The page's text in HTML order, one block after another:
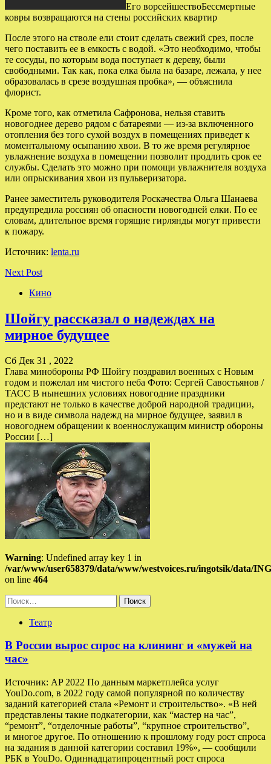
Его ворсейшествоБессмертные
ковры возвращаются на стены российских квартир
После этого на стволе ели стоит сделать свежий срез, после
чего поставить ее в емкость с водой. «Это необходимо, чтобы
те сосуды, по которым вода поступает к дереву, были
свободными. Так как, пока елка была на базаре, лежала, у нее
образовалась в срезе воздушная пробка», — объяснила
флорист.
Кроме того, как отметила Сафронова, нельзя ставить
новогоднее дерево рядом с батареями — из-за включенного
отопления без того сухой воздух в помещениях приведет к
моментальному осыпанию хвои. В то же время регулярное
увлажнение воздуха в помещении позволит продлить срок ее
службы. Сделать это можно при помощи увлажнителя воздуха
или опрыскивания хвои из пульверизатора.
Ранее заместитель руководителя Роскачества Ольга Шанаева
предупредила россиян об опасности новогодней елки. По ее
словам, длительное время горящие гирлянды могут привести
к пожару.
Источник: lenta.ru
Next Post
Кино
Шойгу рассказал о надеждах на
мирное будущее
Сб Дек 31 , 2022
Глава минобороны РФ Шойгу поздравил военных с Новым
годом и пожелал им чистого неба Фото: Сергей Савостьянов /
ТАСС В нынешних условиях новогодние праздники
предстают не только в качестве доброй народной традиции,
но и в виде символа надежд на мирное будущее, заявил в
новогоднем обращении к военнослужащим министр обороны
России […]
Warning: Undefined array key 1 in
/var/www/user658379/data/www/westvoices.ru/ingotsik/data/
on line 464
Найти:
Театр
В России вырос спрос на клининг и «мужей на
час»
Источник: AP 2022 По данным маркетплейса услуг
YouDo.com, в 2022 году самой популярной по количеству
заданий категорией стала «Ремонт и строительство». «В ней
представлены такие подкатегории, как “мастер на час”,
“ремонт”, “отделочные работы”, “крупное строительство”,
и многое другое. По отношению к прошлому году рост спроса
на задания в данной категории составил 19%», — сообщили
РБК в YouDo. Одиннадцатипроцентный рост спроса